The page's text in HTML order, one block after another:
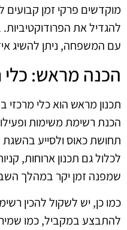
מוקדשים פרקי זמן
להגדיל את
עם המשפחה, ניתן להשיג
הכנה מראש: כלי
תכנון מראש הוא כלי מרכזי
הכנת רשימת משימות
תחושת כאוס ולסייע
לכלול גם תכנון ארוחות,
שמפנה זמן יקר במהלך
כמו כן, יש לשקול להכין
להתבצע במקביל, כמו